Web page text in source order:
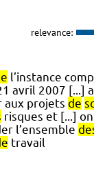
relevance:
l’instance
avril 2007 [...]
aux projets de
risques et [...] on
l’ensemble
travail